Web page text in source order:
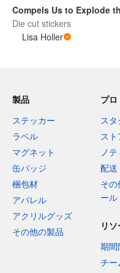
Compels Us to Explode
Sun Sticker Decal
Die cut stickers
Lisa Holler
製品
ステッカー
ラベル
マグネット
缶バッジ
梱包材
アパレル
アクリルグッズ
その他の製品
プロ
スタ
スト
ノ
配送
そ
ール
リ
期間
チー